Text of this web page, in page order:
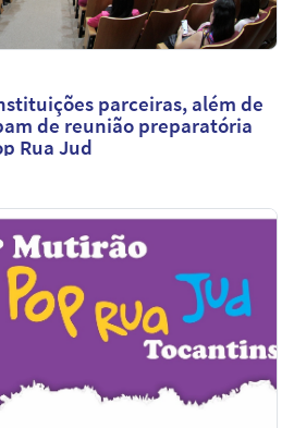
parceiras, além de
de reunião preparatória
Rua Jud